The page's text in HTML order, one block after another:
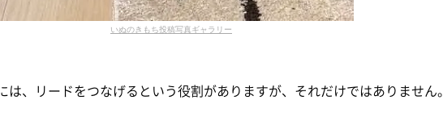
いぬのきもち投稿写真ギャラリー
は、リードをつなげるという役割がありますが、それだけではありません。